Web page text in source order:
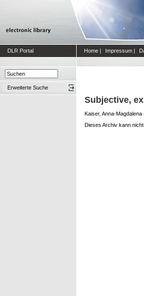
DLR Portal Home | Impressum |
Erweiterte Suche
Subjective,
Kaiser, Anna-Magdalena
Dieses Archiv kann